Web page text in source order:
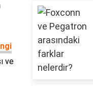
ve